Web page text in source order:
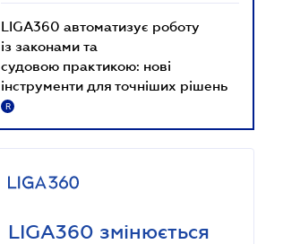
LIGA360 автоматизує роботу
із законами та
судовою практикою: нові
інструменти для точніших рішень
R
LIGA360 змінюється